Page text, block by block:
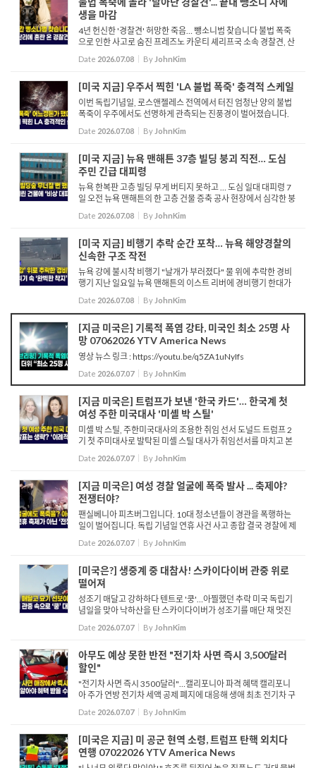
생을 마감
4년 헌신한 '경찰견' 허망한 죽음… 뺑소니범 찾습니다 불법 폭죽
으로 인한 사고로 숨진 프레즈노 카운티 셰리프국 소속 경찰견, 산
티의 추도식이 지난 6일 조용히 진행됐습니다. 지난 독립기념일
저녁, 셰...
Date 2026.07.08 By JohnKim
[미국 지금] 우주서 찍힌 'LA 불법 폭죽' 충격적 스케일
이번 독립기념일, 로스앤젤레스 전역에서 터진 엄청난 양의 불법
폭죽이 우주에서도 선명하게 관측되는 진풍경이 벌어졌습니다.
미 항공우주국 나사는 국제우주정거장이 남가주 상공을 궤도 비
행하며 촬영한 비현실적이고 경이로운 폭죽 영상을 소셜 미디어
Date 2026.07.08 By JohnKim
[미국 지금] 뉴욕 맨해튼 37층 빌딩 붕괴 직전… 도심
주민 긴급 대피령
뉴욕 한복판 고층 빌딩 무게 버티지 못하고 … 도심 일대 대피령 7
일 오전 뉴욕 맨해튼의 한 고층 건물 증축 공사 현장에서 심각한 붕
괴 조짐이 발생해 도심 일대에 비상이 걸렸습니다. 사고가 발생한
37층 규모의 상업·...
Date 2026.07.08 By JohnKim
[미국 지금] 비행기 추락 순간 포착… 뉴욕 해양경찰의
신속한 구조 작전
뉴욕 강에 불시착 비행기 "날개가 부러졌다" 물 위에 추락한 경비
행기 지난 일요일 뉴욕 맨해튼의 이스트 리버에 경비행기 한대가
불시착 합니다. 하지만 비행기의 날개가 수면과 부딪히며 중심을
잡지 못하고 한쪽으로 기울어지는 모습을 보이고 있습니다. 이...
Date 2026.07.08 By JohnKim
[지금 미국은] 기록적 폭염 강타, 미국인 최소 25명 사
망 07062026 YTV America News
영상 뉴스 링크 : https://youtu.be/q5ZA1uNyIfs
Date 2026.07.07 By JohnKim
[지금 미국은] 트럼프가 보낸 '한국 카드'… 한국계 첫
여성 주한 미국대사 '미셸 박 스틸'
미셸 박 스틸, 주한미국대사의 조용한 취임 선서 도널드 트럼프 2
기 첫 주미대사로 발탁된 미셸 스틸 대사가 취임선서를 마치고 본
격적인 대사활동에 들어갑니다. 지난주 국무부를 찾은 스틸 대사
는 앨리슨 후커 정무차관 주재로 취임선서...
Date 2026.07.07 By JohnKim
[지금 미국은] 여성 경찰 얼굴에 폭죽 발사 ... 축제야?
전쟁터야?
팬실베니아 피츠버그입니다. 10대 청소년들이 경관을 폭행하는
일이 벌어집니다. 독립 기념일 연휴 사건 사고 종합 결국 경찰에 제
압 당하며 체포됩니다. 밀워키입니다. 경찰을 피해 달아나는 청소
년들과 그 뒤를 쫓는 경찰들 여성 경관...
Date 2026.07.07 By JohnKim
[미국은?] 생중계 중 대참사! 스카이다이버 관중 위로
떨어져
성조기 매달고 강하하다 텐트로 '쿵'…아찔했던 추락 미국 독립기
념일을 맞아 낙하산을 탄 스카이다이버가 성조기를 매단 채 멋진
묘기를 선보입니다. 이제 안전한 착륙만 남은 그때, 성조기가 나무
에 걸리면서 스...
Date 2026.07.07 By JohnKim
아무도 예상 못한 반전 "전기차 사면 즉시 3,500달러
할인"
"전기차 사면 즉시 3500달러"…캘리포니아 파격 혜택 캘리포니
아 주가 연방 전기차 세액 공제 폐지에 대응해 생애 최초 전기차 구
매자에게 즉각적으로 3,500달러 환급을 제공하는 새로운 제도를
시행합니다. 총 1억 3,500만 달...
Date 2026.07.07 By JohnKim
[미국은 지금] 미 공군 현역 소령, 트럼프 탄핵 외치다
연행 07022026 YTV America News